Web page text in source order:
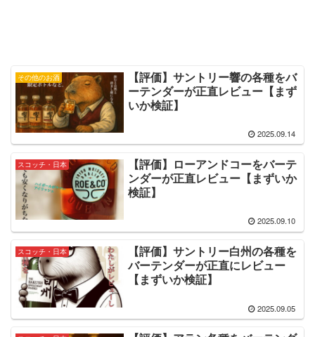
その他のお酒
【評価】サントリー響の各種をバ
ーテンダーが正直レビュー【まず
いか検証】
2025.09.14
スコッチ・日本
【評価】ローアンドコーをバーテ
ンダーが正直レビュー【まずいか
検証】
2025.09.10
スコッチ・日本
【評価】サントリー白州の各種を
バーテンダーが正直にレビュー
【まずいか検証】
2025.09.05